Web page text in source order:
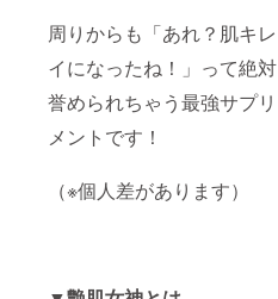
周りからも「あれ？肌キレ
イになったね！」って絶対
誉められちゃう最強サプリ
メントです！
（※個人差があります）